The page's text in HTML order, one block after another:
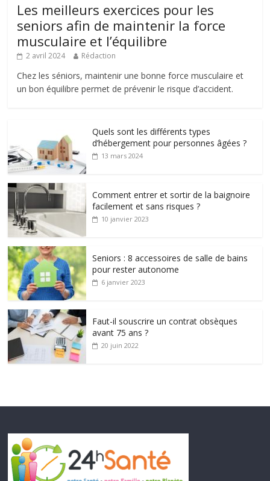
Les meilleurs exercices pour les
seniors afin de maintenir la force
musculaire et l’équilibre
2 avril 2024 Rédaction
Chez les séniors, maintenir une bonne force musculaire et
un bon équilibre permet de prévenir le risque d’accident.
Quels sont les différents types
d’hébergement pour personnes âgées ?
13 mars 2024
Comment entrer et sortir de la baignoire
facilement et sans risques ?
10 janvier 2023
Seniors : 8 accessoires de salle de bains
pour rester autonome
6 janvier 2023
Faut-il souscrire un contrat obsèques
avant 75 ans ?
20 juin 2022